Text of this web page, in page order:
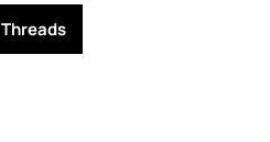
Threads